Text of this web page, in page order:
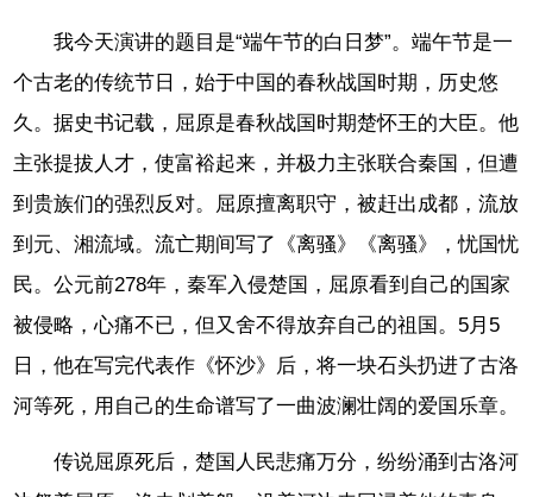
我今天演讲的题目是“端午节的白日梦”。端午节是一
个古老的传统节日，始于中国的春秋战国时期，历史悠
久。据史书记载，屈原是春秋战国时期楚怀王的大臣。他
主张提拔人才，使富裕起来，并极力主张联合秦国，但遭
到贵族们的强烈反对。屈原擅离职守，被赶出成都，流放
到元、湘流域。流亡期间写了《离骚》《离骚》，忧国忧
民。公元前278年，秦军入侵楚国，屈原看到自己的国家
被侵略，心痛不已，但又舍不得放弃自己的祖国。5月5
日，他在写完代表作《怀沙》后，将一块石头扔进了古洛
河等死，用自己的生命谱写了一曲波澜壮阔的爱国乐章。
传说屈原死后，楚国人民悲痛万分，纷纷涌到古洛河